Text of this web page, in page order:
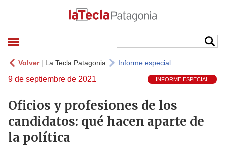
Volver| La Tecla Patagonia Informe especial
9 de septiembre de 2021 INFORME ESPECIAL
Oficios y profesiones de los
candidatos: qué hacen aparte de
la política